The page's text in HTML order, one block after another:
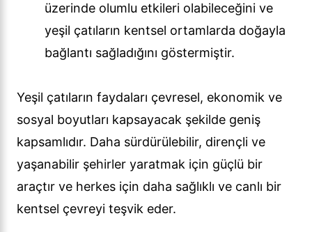
üzerinde olumlu etkileri olabileceğini ve
yeşil çatıların kentsel ortamlarda doğayla
bağlantı sağladığını göstermiştir.
Yeşil çatıların faydaları çevresel, ekonomik ve
sosyal boyutları kapsayacak şekilde geniş
kapsamlıdır. Daha sürdürülebilir, dirençli ve
yaşanabilir şehirler yaratmak için güçlü bir
araçtır ve herkes için daha sağlıklı ve canlı bir
kentsel çevreyi teşvik eder.